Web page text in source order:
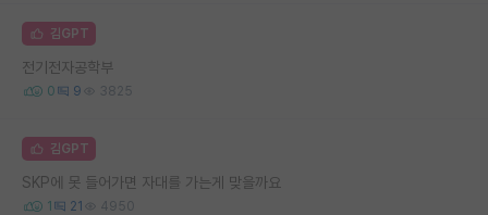
김GPT
전기전자공학부
0 9 3825
김GPT
SKP에 못 들어가면 자대를 가는게 맞을까요
1 21 4950